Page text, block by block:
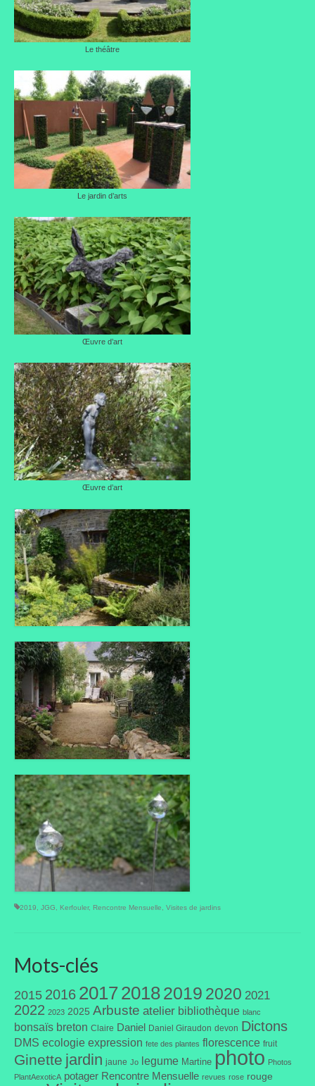
Le théâtre
Le jardin d’arts
Œuvre d’art
Œuvre d’art
2019, JGG, Kerfouler, Rencontre Mensuelle, Visites de jardins
Mots-clés
2015 2016 201720182019 2020 2021
2022 2023 2025 Arbuste atelier bibliothèque blanc
bonsaïs breton Claire Daniel Daniel Giraudon devon Dictons
DMS ecologie expression fete des plantes florescence fruit
Ginette jardin jaune Jo legume Martine photo Photos
PlantAexoticA potager Rencontre Mensuelle revues rose rouge